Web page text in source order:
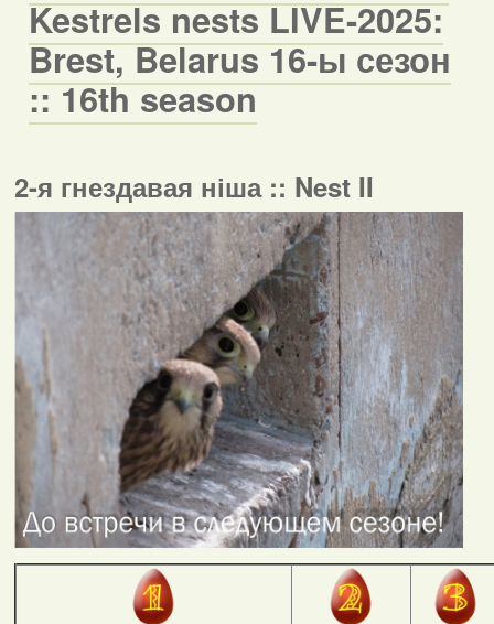
Kestrels nests LIVE-2025:
Brest, Belarus 16-ы сезон
:: 16th season
2-я гнездавая ніша :: Nest II